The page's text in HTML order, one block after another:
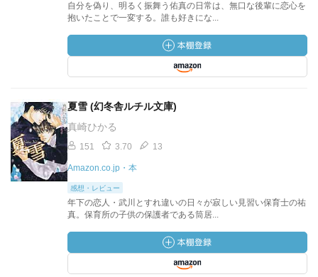
自分を偽り、明るく振舞う佑真の日常は、無口な後輩に恋心を
抱いたことで一変する。誰も好きにな...
夏雪 (幻冬舎ルチル文庫)
真崎ひかる
151 3.70 13
Amazon.co.jp・本
感想・レビュー
年下の恋人・武川とすれ違いの日々が寂しい見習い保育士の祐
真。保育所の子供の保護者である筒居...